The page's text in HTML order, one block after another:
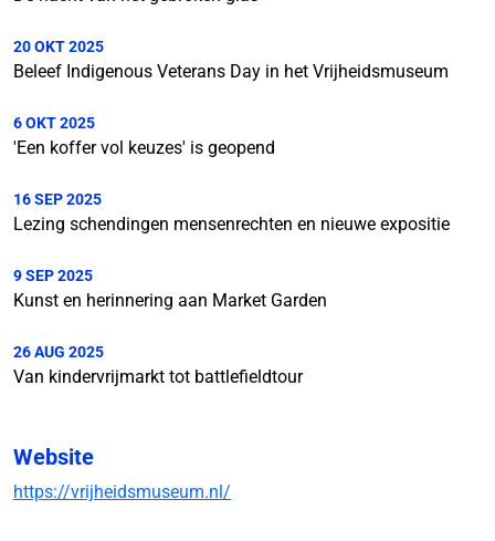
20 OKT 2025
Beleef Indigenous Veterans Day in het Vrijheidsmuseum
6 OKT 2025
'Een koffer vol keuzes' is geopend
16 SEP 2025
Lezing schendingen mensenrechten en nieuwe expositie
9 SEP 2025
Kunst en herinnering aan Market Garden
26 AUG 2025
Van kindervrijmarkt tot battlefieldtour
Website
https://vrijheidsmuseum.nl/